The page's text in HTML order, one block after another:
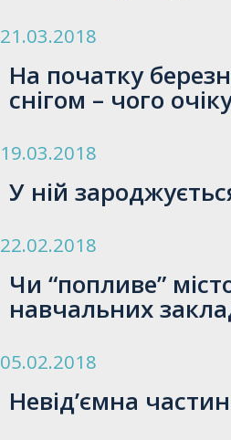
21.03.2018
На початку
снігом – чого
19.03.2018
У ній
22.02.2018
Чи “попливе”
навчальних
05.02.2018
Невід’ємна